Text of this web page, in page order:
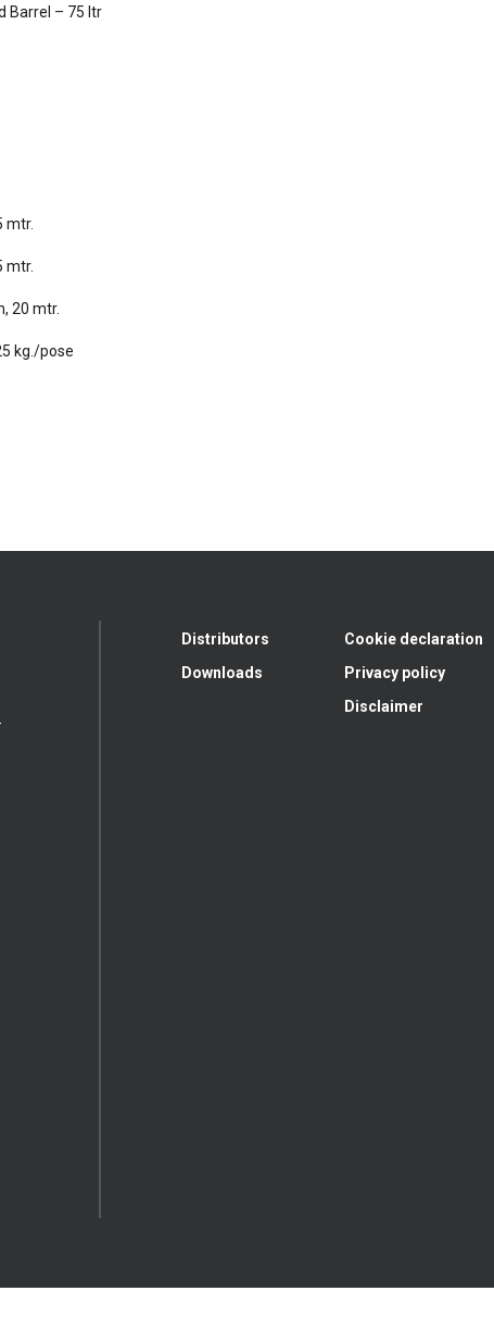
Barrel – 75 ltr
mtr.
mtr.
20 mtr.
kg./pose
Distributors
Downloads
Cookie declaration
Privacy policy
Disclaimer